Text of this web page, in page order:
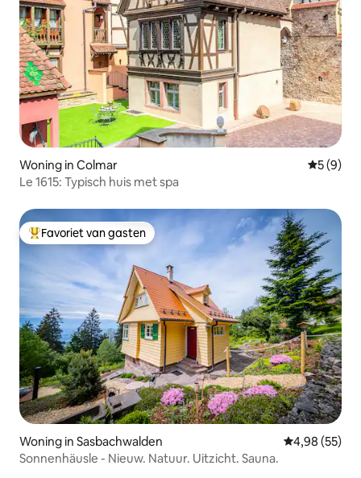
Woning in Colmar
5 (9)
Le 1615: Typisch huis met spa
Topfavoriet van gasten
Favoriet van gasten
Woning in Sasbachwalden Gemiddelde
4,98 (55)
Sonnenhäusle - Nieuw. Natuur. Uitzicht. Sauna.